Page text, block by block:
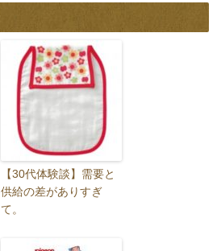
【30代体験談】需要と
供給の差がありすぎ
て。